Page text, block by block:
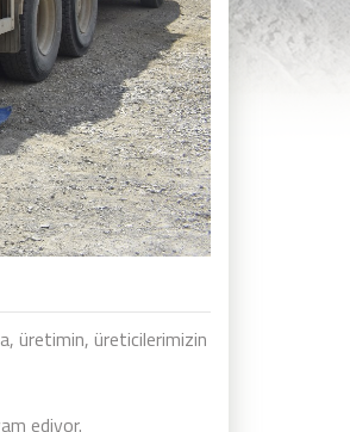
üretimin, üreticilerimizin
ediyor.